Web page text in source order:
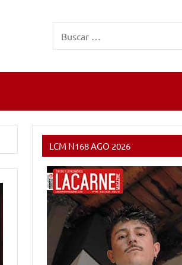
LCM N168 AGO 2026